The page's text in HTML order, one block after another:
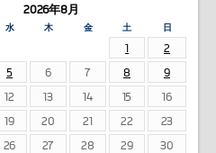
2026年8月
水 木 金 土 日
1
2
5 6 7 8
9
12 13 14 15
16
19 20 21 22
23
26 27 28 29
30